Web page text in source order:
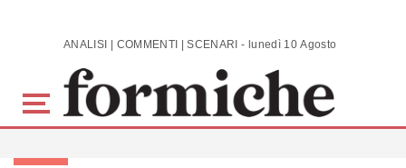
Skip to main content ANALISI | COMMENTI | SCENARI - lunedì 10 Agosto 2026